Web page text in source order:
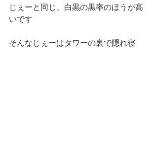
じぇーと同じ、白黒の黒率のほうが高
いです
そんなじぇーはタワーの裏で隠れ寝